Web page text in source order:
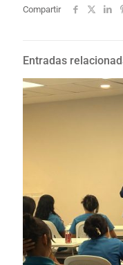
Compartir
Entradas